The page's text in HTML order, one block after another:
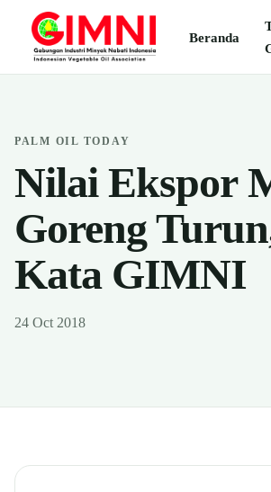
Beranda
PALM OIL TODAY
Nilai Ekspor
Goreng
Kata GIMNI
24 Oct 2018